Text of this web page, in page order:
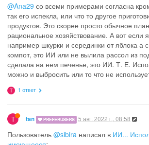
@Ana29 со всеми примерами согласна
так его испекла, или что то другое
продуктов. Это скорее просто обычное
рациональное хозяйствование. А вот если
например шкурки и серединки от яблока а
компот, это ИИ или не вылила рассол из
сделала на нем печенье, это ИИ. Т. Е.
можно и выбросить или то что не
T 1 ответ
T tan PREFERUSERS 5 авг. 2022 г., 08:58
Пользователь @sibira написал в ИИ...